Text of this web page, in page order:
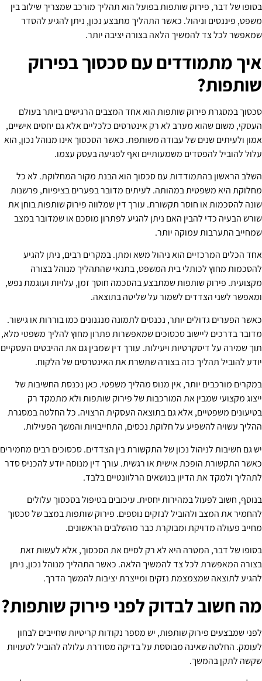
בסופו של דבר, פירוק שותפות בפועל הוא תהליך מורכב שמצריך שילוב בין
משפט, פיננסים וניהול. כאשר התהליך מתבצע נכון, ניתן להגיע להסדר
שמאפשר לכל צד להמשיך הלאה בצורה יציבה יותר.
איך מתמודדים עם סכסוך בפירוק
שותפות?
סכסוך במסגרת פירוק שותפות הוא אחד המצבים הרגישים ביותר בעולם
העסקי, משום שהוא מערב לא רק אינטרסים כלכליים אלא גם יחסים אישיים,
אמון ולעיתים שנים של עבודה משותפת. כאשר הסכסוך אינו מנוהל נכון, הוא
עלול להוביל להפסדים משמעותיים ואף לפגיעה בעסק עצמו.
השלב הראשון בהתמודדות עם סכסוך הוא הבנת מקור המחלוקת. לא כל
מחלוקת היא משפטית במהותה. לעיתים מדובר בפערים בציפיות, פרשנות
שונה להסכמות או חוסר תקשורת. עורך דין שמלווה פירוק שותפות בוחן את
שורש הבעיה כדי להבין האם ניתן להגיע לפתרון מוסכם או שמדובר במצב
שמחייב התערבות עמוקה יותר.
אחד הכלים המרכזיים הוא ניהול משא ומתן. במקרים רבים, ניתן להגיע
להסכמות מחוץ לכותלי בית המשפט, בתנאי שהתהליך מנוהל בצורה
מקצועית. פירוק שותפות שמתבצע בהסכמה חוסך זמן, עלויות ועוגמת נפש,
ומאפשר לשני הצדדים לשמור על שליטה בתוצאה.
כאשר הפערים גדולים יותר, נכנסים לתמונה מנגנונים כמו בוררות או גישור.
מדובר בדרכים ליישוב סכסוכים שמאפשרות פתרון מחוץ להליך משפטי מלא,
תוך שמירה על דיסקרטיות ויעילות. עורך דין שמבין גם את ההיבטים העסקיים
יודע להוביל תהליך כזה בצורה שתשרת את האינטרסים של הלקוח.
במקרים מורכבים יותר, אין מנוס מהליך משפטי. כאן נכנסת החשיבות של
ייצוג מקצועי שמבין את המורכבות של פירוק שותפות ולא מתמקד רק
בטיעונים משפטיים, אלא גם בתוצאה העסקית הרצויה. כל החלטה במסגרת
ההליך עשויה להשפיע על חלוקת נכסים, התחייבויות והמשך הפעילות.
יש גם חשיבות לניהול נכון של התקשורת בין הצדדים. סכסוכים רבים מחמירים
כאשר התקשורת הופכת אישית או רגשית. עורך דין מנוסה יודע להכניס סדר
לתהליך ולמקד את הדיון בנושאים הרלוונטיים בלבד.
בנוסף, חשוב לפעול במהירות יחסית. עיכובים בטיפול בסכסוך עלולים
להחמיר את המצב ולהוביל לנזקים נוספים. פירוק שותפות במצב של סכסוך
מחייב פעולה מדויקת ומבוקרת כבר מהשלבים הראשונים.
בסופו של דבר, המטרה היא לא רק לסיים את הסכסוך, אלא לעשות זאת
בצורה המאפשרת לכל צד להמשיך הלאה. כאשר התהליך מנוהל נכון, ניתן
להגיע לתוצאה שמצמצמת נזקים ומייצרת יציבות להמשך הדרך.
מה חשוב לבדוק לפני פירוק שותפות?
לפני שמבצעים פירוק שותפות, יש מספר נקודות קריטיות שחייבים לבחון
לעומק. החלטה שאינה מבוססת על בדיקה מסודרת עלולה להוביל לטעויות
שקשה לתקן בהמשך.